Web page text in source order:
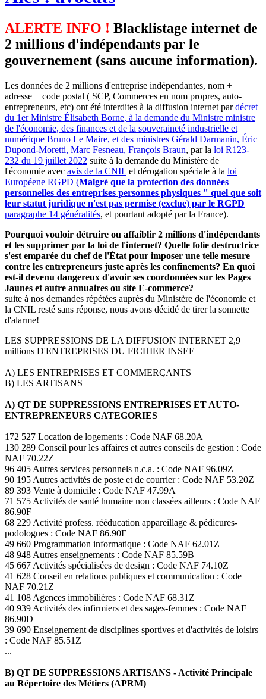
ALERTE INFO ! Blacklistage internet de
2 millions d'indépendants par le
gouvernement (sans aucune information).
Les données de 2 millions d'entreprise indépendantes, nom +
adresse + code postal ( SCP, Commerces en nom propres, auto-
entrepreneurs, etc) ont été interdites à la diffusion internet pardécret
du 1er Ministre Élisabeth Borne, à la demande du Ministre ministre
de l'économie, des finances et de la souveraineté industrielle et
numérique Bruno Le Maire, et des ministres Gérald Darmanin, Éric
Dupond-Moretti, Marc Fesneau, François Braun, par la loi R123-
232 du 19 juillet 2022 suite à la demande du Ministère de
l'économie avec avis de la CNIL et dérogation spéciale à la loi
Européene RGPD (Malgré que la protection des données
personnelles des entreprises personnes physiques " quel que soit
leur statut juridique n'est pas permise (exclue) par le RGPD
paragraphe 14 généralités, et pourtant adopté par la France).
Pourquoi vouloir détruire ou affaiblir 2 millions d'indépendants
et les supprimer par la loi de l'internet? Quelle folie destructrice
s'est emparée du chef de l'État pour imposer une telle mesure
contre les entrepreneurs juste après les confinements? En quoi
est-il devenu dangereux d'avoir ses coordonnées sur les Pages
Jaunes et autre annuaires ou site E-commerce?
suite à nos demandes répétées auprès du Ministère de l'économie et
la CNIL resté sans réponse, nous avons décidé de tirer la sonnette
d'alarme!
LES SUPPRESSIONS DE LA DIFFUSION INTERNET 2,9
millions D'ENTREPRISES DU FICHIER INSEE
A) LES ENTREPRISES ET COMMERÇANTS
B) LES ARTISANS
A) QT DE SUPPRESSIONS ENTREPRISES ET AUTO-
ENTREPRENEURS CATEGORIES
172 527 Location de logements : Code NAF 68.20A
130 289 Conseil pour les affaires et autres conseils de gestion : Code
NAF 70.22Z
96 405 Autres services personnels n.c.a. : Code NAF 96.09Z
90 195 Autres activités de poste et de courrier : Code NAF 53.20Z
89 393 Vente à domicile : Code NAF 47.99A
71 575 Activités de santé humaine non classées ailleurs : Code NAF
86.90F
68 229 Activité profess. rééducation appareillage & pédicures-
podologues : Code NAF 86.90E
49 660 Programmation informatique : Code NAF 62.01Z
48 948 Autres enseignements : Code NAF 85.59B
45 667 Activités spécialisées de design : Code NAF 74.10Z
41 628 Conseil en relations publiques et communication : Code
NAF 70.21Z
41 108 Agences immobilières : Code NAF 68.31Z
40 939 Activités des infirmiers et des sages-femmes : Code NAF
86.90D
39 690 Enseignement de disciplines sportives et d'activités de loisirs
: Code NAF 85.51Z
...
B) QT DE SUPPRESSIONS ARTISANS - Activité Principale
au Répertoire des Métiers (APRM)